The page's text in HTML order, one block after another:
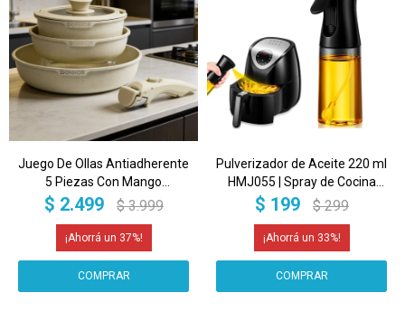
Juego De Ollas Antiadherente
5 Piezas Con Mango
Removible DONNOR Blanco
$ 2.499 $ 3.999
37
Pulverizador de Aceite 220 ml
HMJ055 | Spray de Cocina
Saludable, Preciso y
Ensaladas Negro
$ 199 $ 299
33